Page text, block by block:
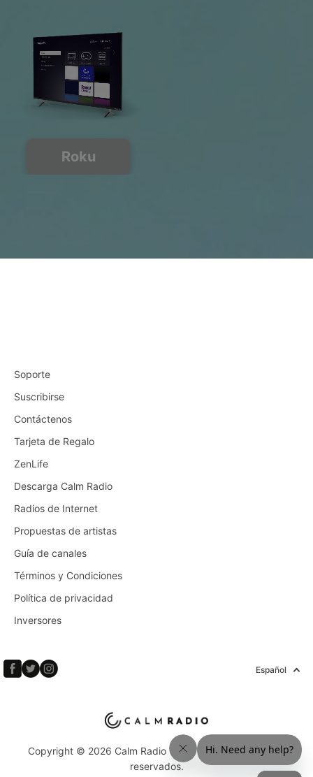
Roku
Soporte
Suscribirse
Contáctenos
Tarjeta de Regalo
ZenLife
Descarga Calm Radio
Radios de Internet
Propuestas de artistas
Guía de canales
Términos y Condiciones
Política de privacidad
Inversores
Español
Copyright © 2026 Calm Radio Corp. Todos los derechos
reservados.